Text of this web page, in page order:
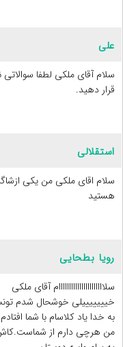
علی
سلام آقای ملکی لطفا
قرار دهید.
استقلالى
سلام اقاى ملکى من یکى
هستید
رویا بطحایی
سلاااااااااااااااااااااام آقای ملکی
خیییییییلی خوشحال شدم
به خدا یاد کلاسام با شما
من هرچی دارم از